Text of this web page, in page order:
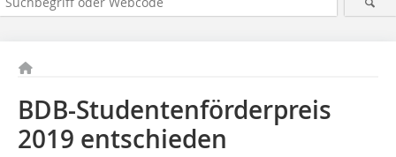
BDB-Studentenförderpreis
2019 entschieden